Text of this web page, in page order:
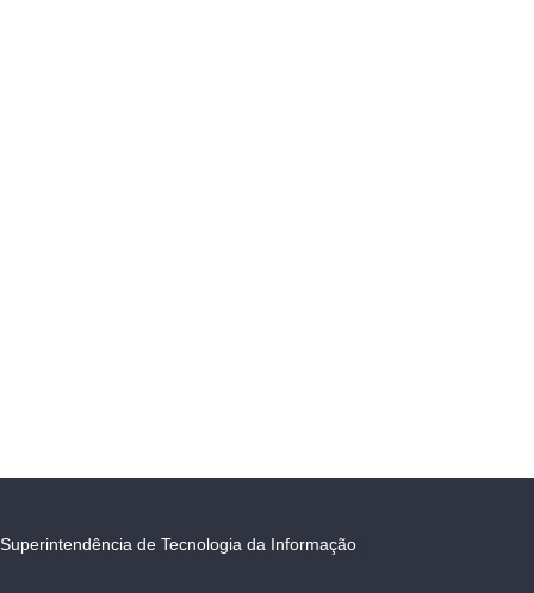
Superintendência de Tecnologia da Informação